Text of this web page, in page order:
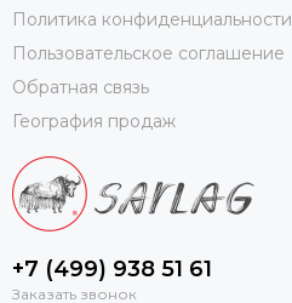
Политика конфиденциальности
Пользовательское соглашение
Обратная связь
География продаж
+7 (499) 938 51 61
Заказать звонок